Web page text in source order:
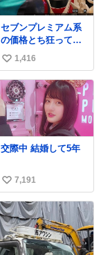
武者小路実篤記念館
にご協力いただき、
当時発行されたカラ
ー印刷画集より陶板
で原寸大に再現し、
2014年より展示して
います。 #大塚国際
美術館
セブンプレミアム系
の価格とち狂ってて
今これ
い
い
ね
数
1,416
交際中 結婚して5年
い
い
ね
数
7,191